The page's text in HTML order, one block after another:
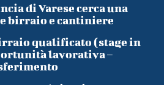
di Varese cerca una
birraio e cantiniere
qualificato (stage in
lavorativa –